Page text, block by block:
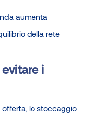
aumenta
della rete
i
offerta, lo stoccaggio